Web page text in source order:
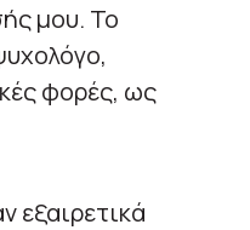
μου. Το
φορές, ως
εξαιρετικά